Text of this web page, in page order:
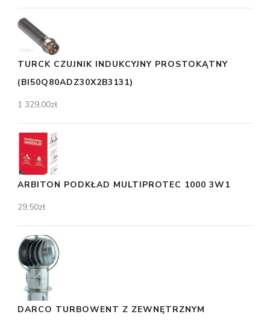
TURCK CZUJNIK INDUKCYJNY PROSTOKĄTNY
(BI50Q80ADZ30X2B3131)
1 329,00zł
ARBITON PODKŁAD MULTIPROTEC 1000 3W1
29,50zł
DARCO TURBOWENT Z ZEWNĘTRZNYM